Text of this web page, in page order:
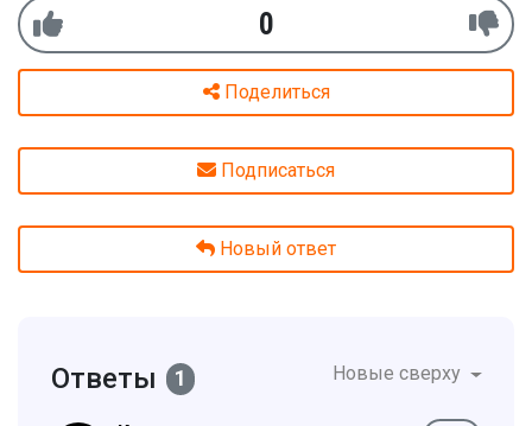
0
Поделиться
Подписаться
Новый ответ
Ответы 1 Новые сверху